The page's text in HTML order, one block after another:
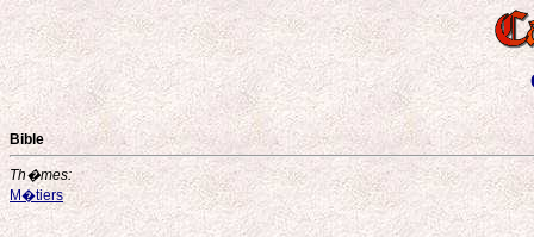
Bible
Th�mes:
M�tiers